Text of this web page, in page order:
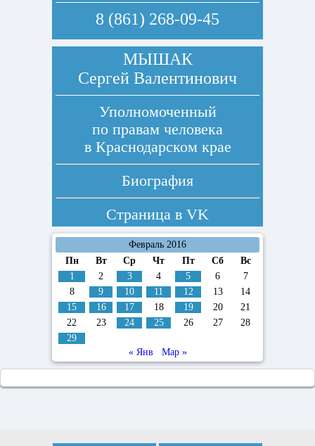
8 (861) 268-09-45
МЫШАК
Сергей Валентинович
Уполномоченный
по правам человека
в Краснодарском крае
Биография
Страница в VK
Февраль 2016
Пн
Вт Ср Чт Пт Сб
Вс
1
2 3 4 5 6
7
8
9 10 11 12 13
14
15
16 17 18 19 20
21
22
23 24 25 26 27
28
29
« Янв
Мар »